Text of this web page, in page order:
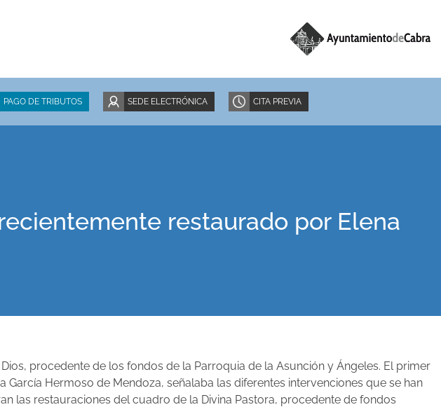
PAGO DE TRIBUTOS SEDE ELECTRÓNICA CITA PREVIA
restaurado por Elena
procedente de los fondos de la Parroquia de la Asunción y Ángeles. El primer
Hermoso de Mendoza, señalaba las diferentes intervenciones que se han
las restauraciones del cuadro de la Divina Pastora, procedente de fondos